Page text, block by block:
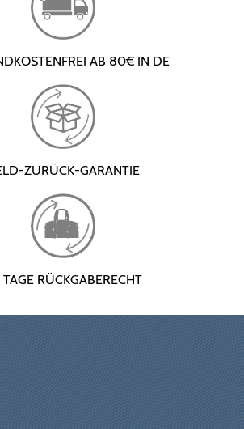
AB 80€ IN DE
ZURÜCK-GARANTIE
RÜCKGABERECHT